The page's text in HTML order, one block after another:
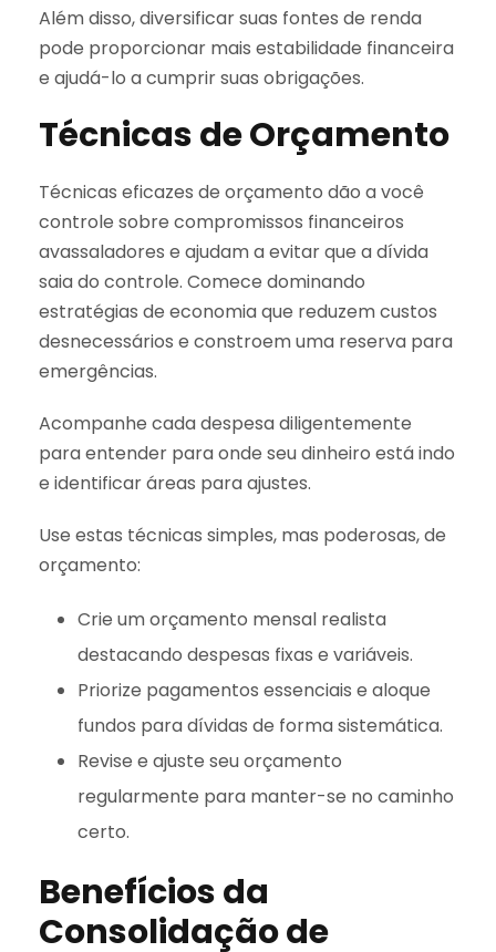
Além disso, diversificar suas fontes de renda
pode proporcionar mais estabilidade financeira
e ajudá-lo a cumprir suas obrigações.
Técnicas de Orçamento
Técnicas eficazes de orçamento dão a você
controle sobre compromissos financeiros
avassaladores e ajudam a evitar que a dívida
saia do controle. Comece dominando
estratégias de economia que reduzem custos
desnecessários e constroem uma reserva para
emergências.
Acompanhe cada despesa diligentemente
para entender para onde seu dinheiro está indo
e identificar áreas para ajustes.
Use estas técnicas simples, mas poderosas, de
orçamento:
Crie um orçamento mensal realista
destacando despesas fixas e variáveis.
Priorize pagamentos essenciais e aloque
fundos para dívidas de forma sistemática.
Revise e ajuste seu orçamento
regularmente para manter-se no caminho
certo.
Benefícios da
Consolidação de